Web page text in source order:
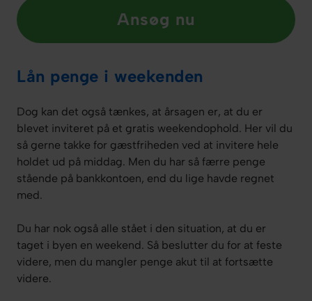
Ansøg nu
Lån penge i weekenden
Dog kan det også tænkes, at årsagen er, at du er
blevet inviteret på et gratis weekendophold. Her vil du
så gerne takke for gæstfriheden ved at invitere hele
holdet ud på middag. Men du har så færre penge
stående på bankkontoen, end du lige havde regnet
med.
Du har nok også alle stået i den situation, at du er
taget i byen en weekend. Så beslutter du for at feste
videre, men du mangler penge akut til at fortsætte
videre.